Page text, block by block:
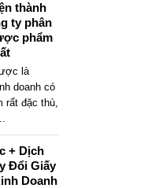
thành
ty phân
phẩm
là
doanh có
rất đặc thù,
+ Dịch
Đổi Giấy
Doanh